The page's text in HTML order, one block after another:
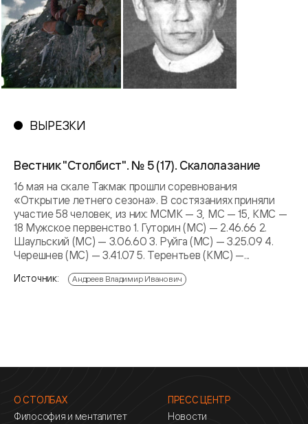
ВЫРЕЗКИ
Вестник "Столбист". № 5 (17). Скалолазание
16 мая на скале Такмак прошли соревнования
«Открытие летнего сезона». В состязаниях приняли
участие 58 человек, из них: МСМК — 3, МС — 15, КМС —
18 Мужское первенство 1. Гуторин (МС) — 2.46.66 2.
Шаульский (МС) — 3.06.60 3. Руйга (МС) — 3.25.09 4.
Черешнев (МС) — 3.41.07 5. Терентьев (КМС) —...
Источник: Андреев Владимир Иванович
О СТОЛБАХ
Философия и менталитет
ПРЕСС ЦЕНТР
Новости